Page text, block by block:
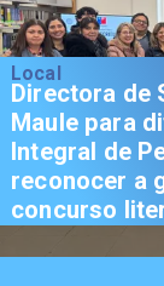
Local
Directora de
Maule para
Integral de
reconocer a
concurso